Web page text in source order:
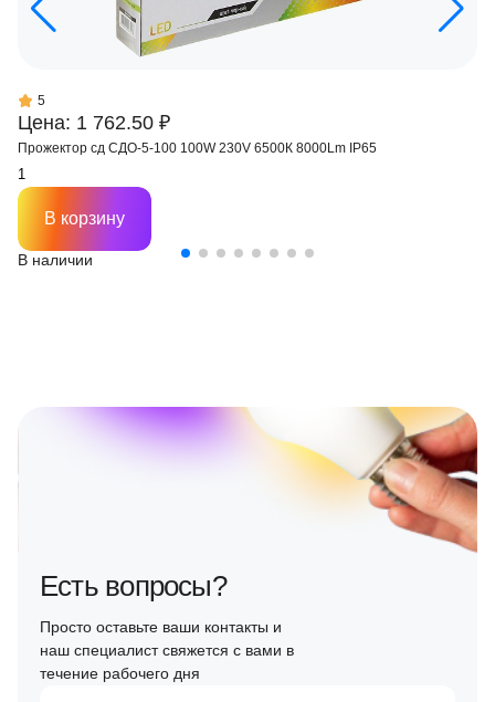
Цена: 1 762.50 ₽
5
Прожектор сд СДО-5-100 100W 230V 6500К 8000Lm IP65
В наличии
В корзину
Есть вопросы?
Просто оставьте ваши контакты и
наш специалист свяжется с вами в
течение рабочего дня